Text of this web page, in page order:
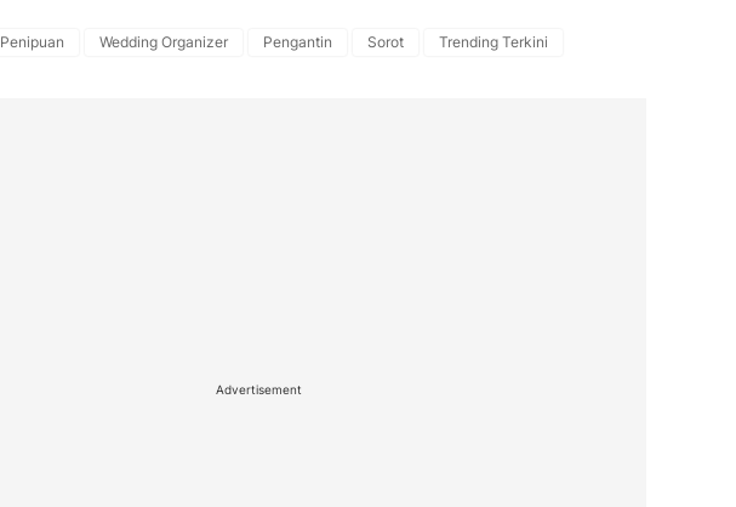
Penipuan Wedding Organizer Pengantin Sorot Trending Terkini
Advertisement